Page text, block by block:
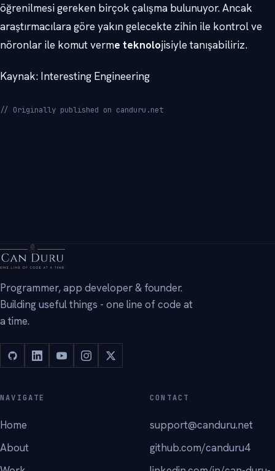
öğrenilmesi gereken birçok çalışma bulunuyor. Ancak
araştırmacılara göre yakın gelecekte zihin ile kontrol ve
nöronlar ile komut verme teknolojisiyle tanışabiliriz.
Kaynak: Interesting Engineering
// Originally published on canduru.net
Programmer, app developer & founder.
Building useful things - one line of code at
a time.
NAVIGATE
Home
About
CONTACT
support@canduru.net
github.com/canduru4